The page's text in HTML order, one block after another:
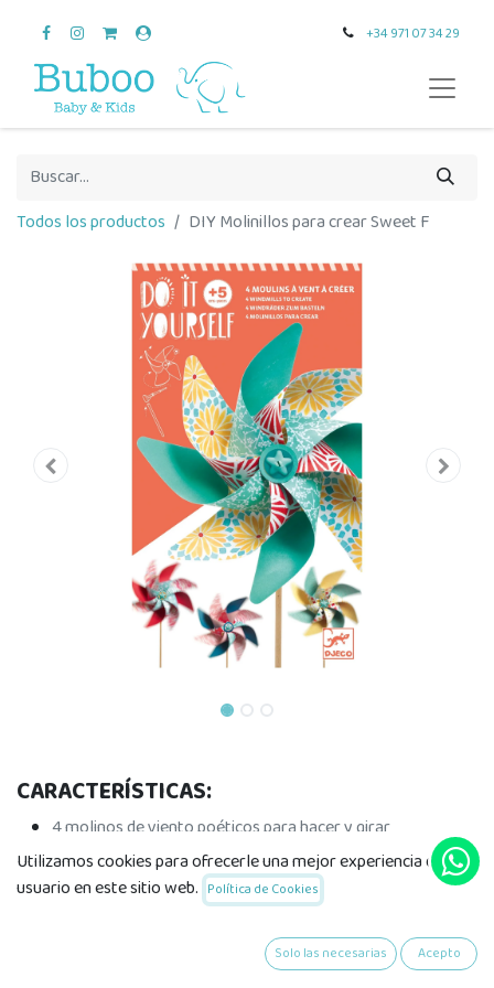
+34 971 07 34 29
Todos los productos DIY Molinillos para crear Sweet F
CARACTERÍSTICAS:
4 molinos de viento poéticos para hacer y girar
Detalles : 1 instrucciones
Edad : A partir de 5 años
Materiales : Madera, Plástico
23 x 39 cm. Caja 20 x 26 x 4 cm.
Utilizamos cookies para ofrecerle una mejor experiencia de
usuario en este sitio web. Política de Cookies
Solo las necesarias Acepto